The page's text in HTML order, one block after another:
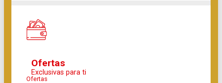
Ofertas
Exclusivas para ti
Ofertas